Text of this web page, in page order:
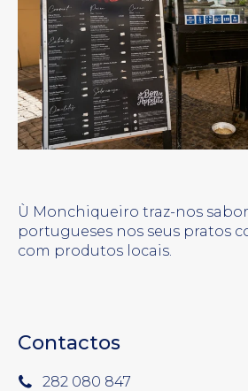
Ù Monchiqueiro traz-nos
portugueses nos seus pratos
com produtos locais.
Contactos
282 080 847